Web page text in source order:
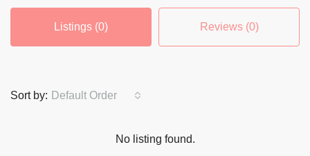
Listings (0) Reviews (0)
Sort by: Default Order
No listing found.